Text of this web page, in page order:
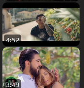
4:52
3:49